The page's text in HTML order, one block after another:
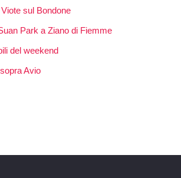
sul Bondone
Park a Ziano di Fiemme
del weekend
Avio